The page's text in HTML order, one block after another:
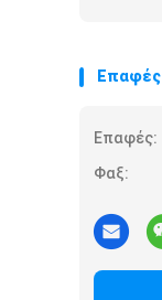
Επαφές
Επαφές:
Φαξ: